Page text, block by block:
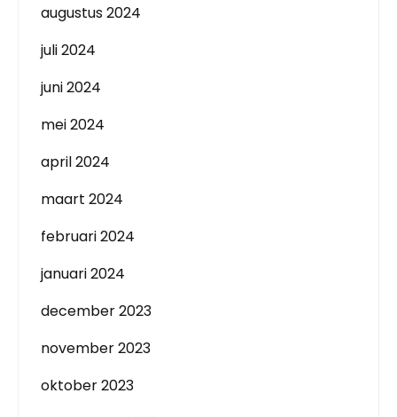
augustus 2024
juli 2024
juni 2024
mei 2024
april 2024
maart 2024
februari 2024
januari 2024
december 2023
november 2023
oktober 2023